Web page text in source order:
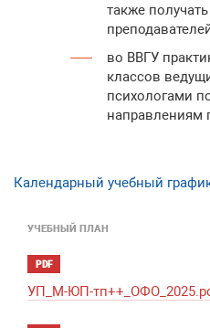
также
во ВВГУ
классов
психологами
направлениям
Календарный учебный
УЧЕБНЫЙ ПЛАН
PDF
УП_М-ЮП-